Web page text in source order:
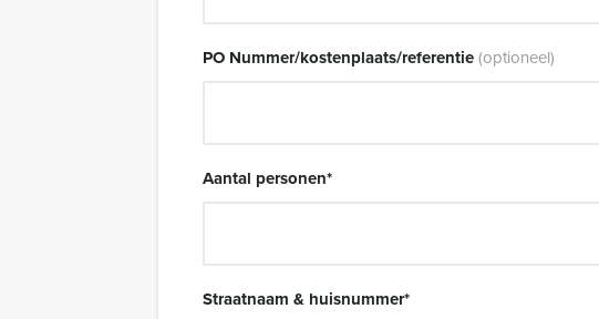
PO Nummer/kostenplaats/referentie(optioneel)
Aantal personen*
Straatnaam & huisnummer*